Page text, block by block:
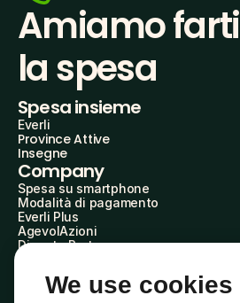
Amiamo farti
la spesa
Spesa insieme
Everli
Province Attive
Insegne
Company
Spesa su smartphone
Modalità di pagamento
Everli Plus
AgevolAzioni
Diventa Partner
Everli Shoppers
About Us
We use cookies